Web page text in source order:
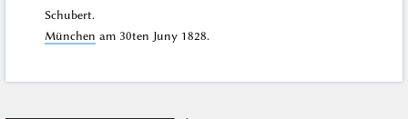
Schubert.
München am 30ten Juny 1828.